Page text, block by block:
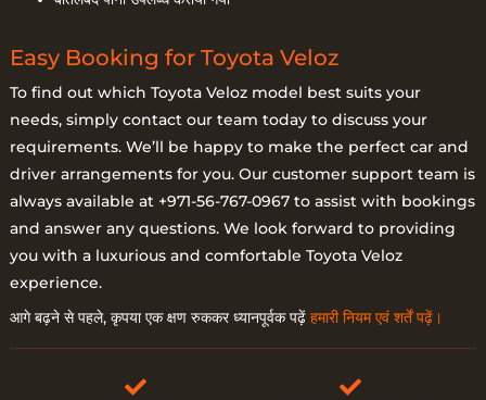
Easy Booking for Toyota Veloz
To find out which Toyota Veloz model best suits your
needs, simply contact our team today to discuss your
requirements. We’ll be happy to make the perfect car and
driver arrangements for you. Our customer support team is
always available at +971-56-767-0967 to assist with bookings
and answer any questions. We look forward to providing
you with a luxurious and comfortable Toyota Veloz
experience.
आगे बढ़ने से पहले, कृपया एक क्षण रुककर ध्यानपूर्वक पढ़ें हमारी नियम एवं शर्तें पढ़ें।